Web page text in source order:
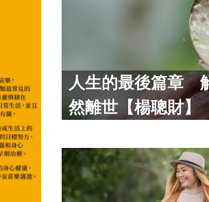
人生的最後篇章
然離世【楊聰財】